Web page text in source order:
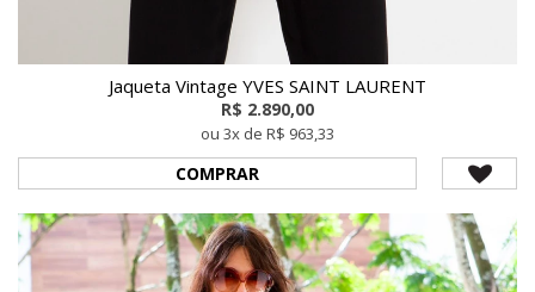
Jaqueta Vintage YVES SAINT LAURENT
R$ 2.890,00
ou 3x de R$ 963,33
COMPRAR